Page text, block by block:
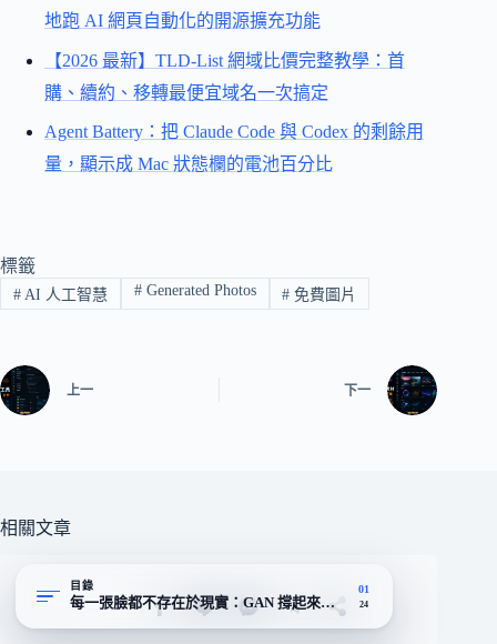
地跑 AI 網頁自動化的開源擴充功能
【2026 最新】TLD-List 網域比價完整教學：首
購、續約、移轉最便宜域名一次搞定
Agent Battery：把 Claude Code 與 Codex 的剩餘用
量，顯示成 Mac 狀態欄的電池百分比
標籤
#AI 人工智慧 #Generated Photos # 免費圖片
上一 下一
相關文章
目錄
每一張臉都不存在於現實：GAN 撐起來的虛擬人像資料庫
01
24